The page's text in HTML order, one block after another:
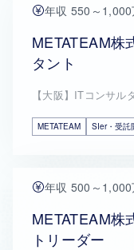
年収 550～1,000
METATEAM株
タント
【大阪】ITコンサル
METATEAM SIer・受託
年収 500～1,000
METATEAM株
トリーダー